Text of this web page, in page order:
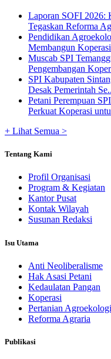
Laporan SOFI 2026:
Tegaskan Reforma
Pendidikan
Membangun
Muscab SPI
Pengembangan
SPI Kabupaten
Desak Pemerintah
Petani Perempuan
Perkuat Koperasi
+ Lihat Semua >
Tentang Kami
Profil Organisasi
Program & Kegiatan
Kantor Pusat
Kontak Wilayah
Susunan Redaksi
Isu Utama
Anti Neoliberalisme
Hak Asasi Petani
Kedaulatan Pangan
Koperasi
Pertanian
Reforma Agraria
Publikasi